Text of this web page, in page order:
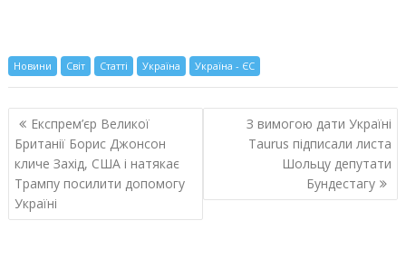
Новини Світ Статті Україна Україна - ЄС
Навигация
по
записям
Експрем’єр Великої
Британії Борис Джонсон
кличе Захід, США і натякає
Трампу посилити допомогу
Україні
З вимогою дати Україні
Taurus підписали листа
Шольцу депутати
Бундестагу